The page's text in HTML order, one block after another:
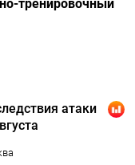
тренировочный